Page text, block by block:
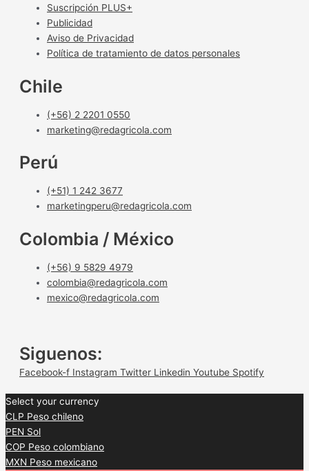
Suscripción PLUS+
Publicidad
Aviso de Privacidad
Política de tratamiento de datos personales
Chile
(+56) 2 2201 0550
marketing@redagricola.com
Perú
(+51) 1 242 3677
marketingperu@redagricola.com
Colombia / México
(+56) 9 5829 4979
colombia@redagricola.com
mexico@redagricola.com
Siguenos:
Facebook-f Instagram Twitter Linkedin Youtube Spotify
Select your currency
CLP Peso chileno
PEN Sol
COP Peso colombiano
MXN Peso mexicano